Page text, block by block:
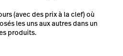
(avec des prix à la clef) où
les uns aux autres dans un
produits.